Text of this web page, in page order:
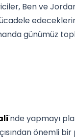
Ben ve
günümüz
'nde yapmayı
önemli